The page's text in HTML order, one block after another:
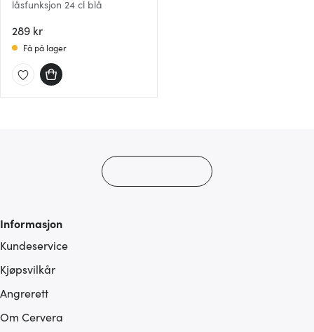
låsfunksjon 24 cl blå
289 kr
Få på lager
Informasjon
Kundeservice
Kjøpsvilkår
Angrerett
Om Cervera